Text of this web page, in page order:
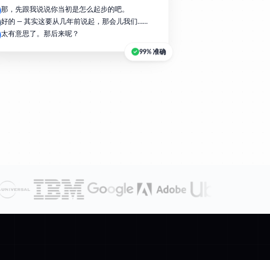
那，先跟我说说你当初是怎么起步的吧。
好的 — 其实这要从几年前说起，那会儿我们……
太有意思了。那后来呢？
99% 准确